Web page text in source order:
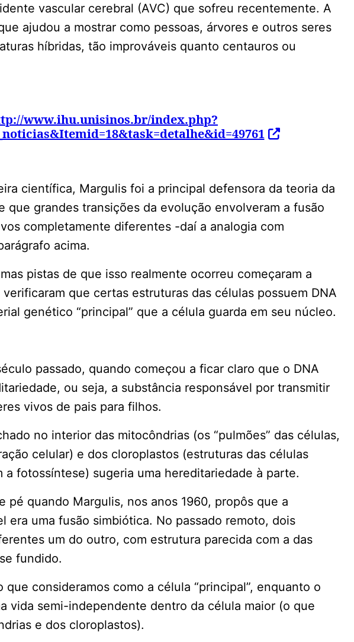
vascular cerebral (AVC) que sofreu recentemente. A
ajudou a mostrar como pessoas, árvores e outros seres
híbridas, tão improváveis quanto centauros ou
www.ihu.unisinos.br/index.php?
científica, Margulis foi a principal defensora da teoria da
que grandes transições da evolução envolveram a fusão
completamente diferentes -daí a analogia com
acima.
pistas de que isso realmente ocorreu começaram a
que certas estruturas das células possuem DNA
genético “principal” que a célula guarda em seu núcleo.
passado, quando começou a ficar claro que o DNA
ou seja, a substância responsável por transmitir
vivos de pais para filhos.
no interior das mitocôndrias (os “pulmões” das células,
celular) e dos cloroplastos (estruturas das células
a fotossíntese) sugeria uma hereditariedade à parte.
pé quando Margulis, nos anos 1960, propôs que a
era uma fusão simbiótica. No passado remoto, dois
um do outro, com estrutura parecida com a das
fundido.
que consideramos como a célula “principal”, enquanto o
vida semi-independente dentro da célula maior (o que
e dos cloroplastos).